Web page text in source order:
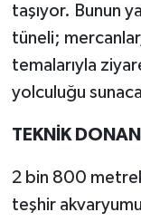
taşıyor. Bunun
tüneli;
temalarıyla
yolculuğu
TEKNİK
2 bin 800
teşhir